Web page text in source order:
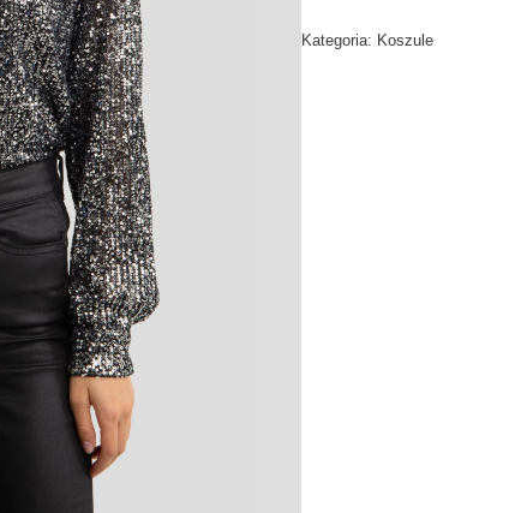
Kategoria: Koszule